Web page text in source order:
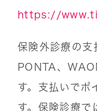
https://
保険外診療の支
PONTA、
す。支払いでポ
す。保険診療で